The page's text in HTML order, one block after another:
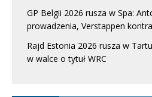
GP Belgii 2026 rusza w Spa:
prowadzenia, Verstappen
Rajd Estonia 2026 rusza w
w walce o tytuł WRC